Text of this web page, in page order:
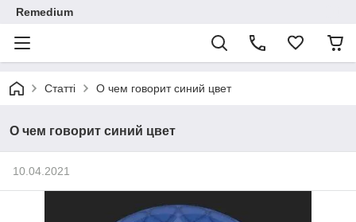
Remedium
Статті О чем говорит синий цвет
О чем говорит синий цвет
10.04.2021